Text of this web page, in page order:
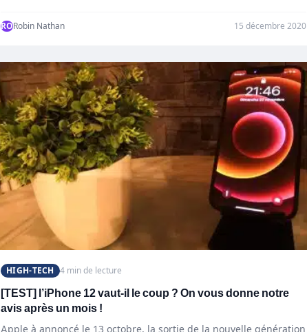
RORobin Nathan 15 décembre 2020
HIGH-TECH 4 min de lecture
[TEST] l’iPhone 12 vaut-il le coup ? On vous donne notre
avis après un mois !
Apple à annoncé le 13 octobre, la sortie de la nouvelle génération